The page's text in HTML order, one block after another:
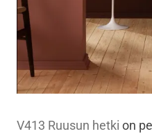
V413 Ruusun hetki on